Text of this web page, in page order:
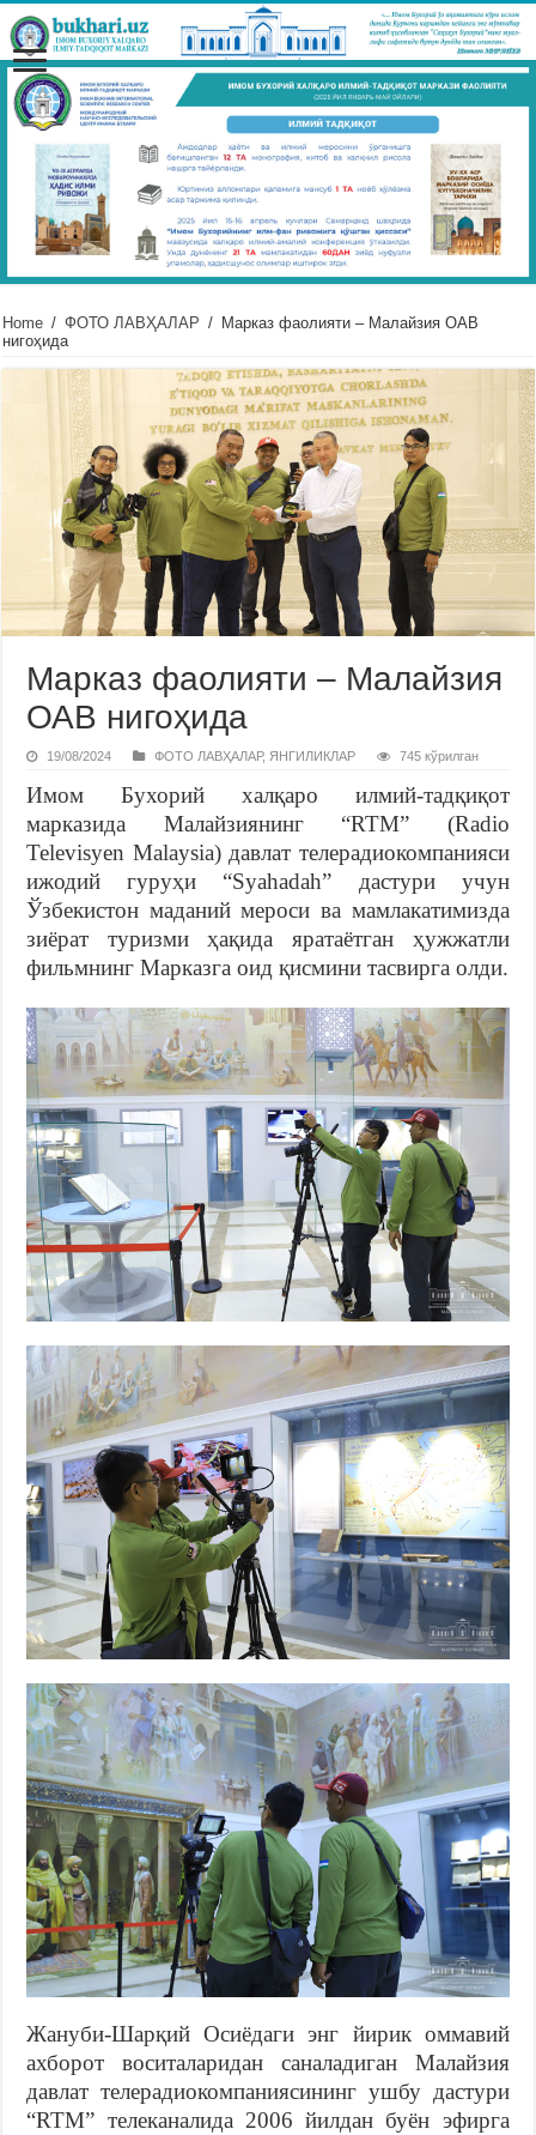
Home / ФОТО ЛАВҲАЛАР / Марказ фаолияти – Малайзия ОАВ
нигоҳида
Марказ фаолияти – Малайзия
ОАВ нигоҳида
19/08/2024 ФОТО ЛАВҲАЛАР, ЯНГИЛИКЛАР 745 кўрилган
Имом Бухорий халқаро илмий-тадқиқот
марказида Малайзиянинг “RTM” (Radio
Televisyen Malaysia) давлат телерадиокомпанияси
ижодий гуруҳи “Syahadah” дастури учун
Ўзбекистон маданий мероси ва мамлакатимизда
зиёрат туризми ҳақида яратаётган ҳужжатли
фильмнинг Марказга оид қисмини тасвирга олди.
Жануби-Шарқий Осиёдаги энг йирик оммавий
ахборот воситаларидан саналадиган Малайзия
давлат телерадиокомпаниясининг ушбу дастури
“RTM” телеканалида 2006 йилдан буён эфирга